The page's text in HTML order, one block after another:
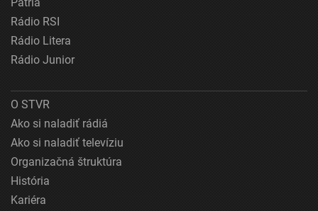
Rádio RSI
Rádio Litera
Rádio Junior
O STVR
Ako si naladiť rádiá
Ako si naladiť televíziu
Organizačná štruktúra
História
Kariéra